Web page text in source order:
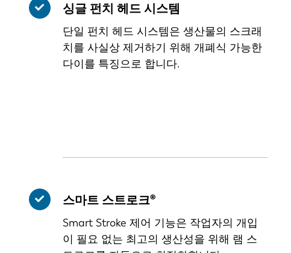
싱글 펀치 헤드 시스템
단일 펀치 헤드 시스템은 생산물의 스크래
치를 사실상 제거하기 위해 개폐식 가능한
다이를 특징으로 합니다.
스마트 스트로크®
Smart Stroke 제어 기능은 작업자의 개입
이 필요 없는 최고의 생산성을 위해 램 스